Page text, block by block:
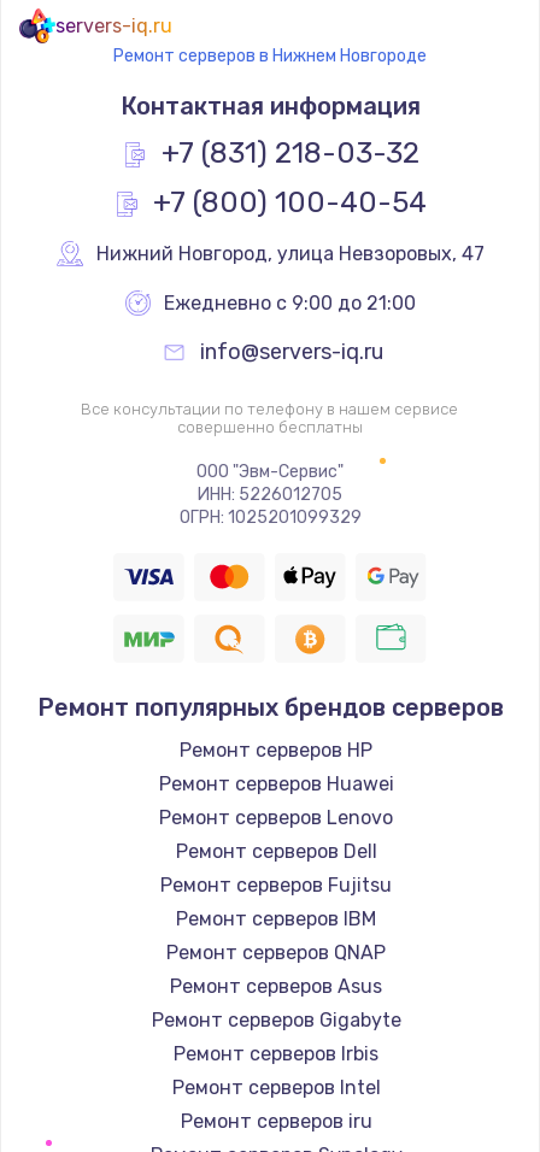
servers-iq.ru
Ремонт серверов в Нижнем Новгороде
Контактная информация
+7 (831) 218-03-32
+7 (800) 100-40-54
Нижний Новгород, улица Невзоровых, 47
Ежедневно с 9:00 до 21:00
info@servers-iq.ru
Все консультации по телефону в нашем сервисе
совершенно бесплатны
ООО "Эвм-Сервис"
ИНН: 5226012705
ОГРН: 1025201099329
Ремонт популярных брендов серверов
Ремонт серверов HP
Ремонт серверов Huawei
Ремонт серверов Lenovo
Ремонт серверов Dell
Ремонт серверов Fujitsu
Ремонт серверов IBM
Ремонт серверов QNAP
Ремонт серверов Asus
Ремонт серверов Gigabyte
Ремонт серверов Irbis
Ремонт серверов Intel
Ремонт серверов iru